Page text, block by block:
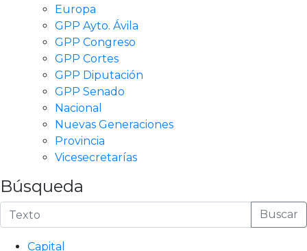
Europa
GPP Ayto. Ávila
GPP Congreso
GPP Cortes
GPP Diputación
GPP Senado
Nacional
Nuevas Generaciones
Provincia
Vicesecretarías
Búsqueda
Buscar
Capital